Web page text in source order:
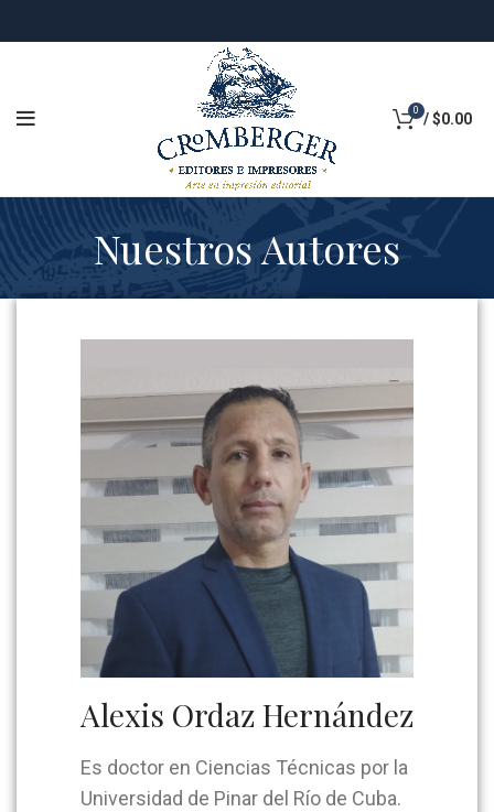
0 /$0.00
Nuestros Autores
Alexis Ordaz Hernández
Es doctor en Ciencias Técnicas por la
Universidad de Pinar del Río de Cuba.